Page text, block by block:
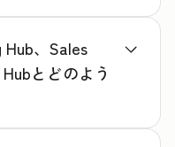
、Sales
とどのよう